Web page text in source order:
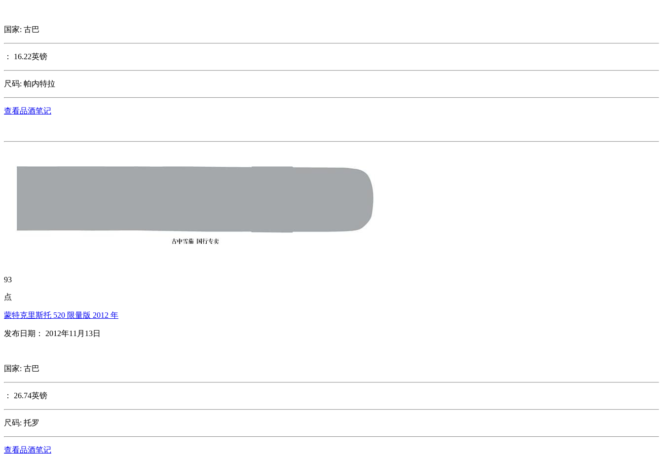
国家: 古巴
： 16.22英镑
尺码: 帕内特拉
查看品酒笔记
93
点
蒙特克里斯托 520 限量版 2012 年
发布日期： 2012年11月13日
国家: 古巴
： 26.74英镑
尺码: 托罗
查看品酒笔记